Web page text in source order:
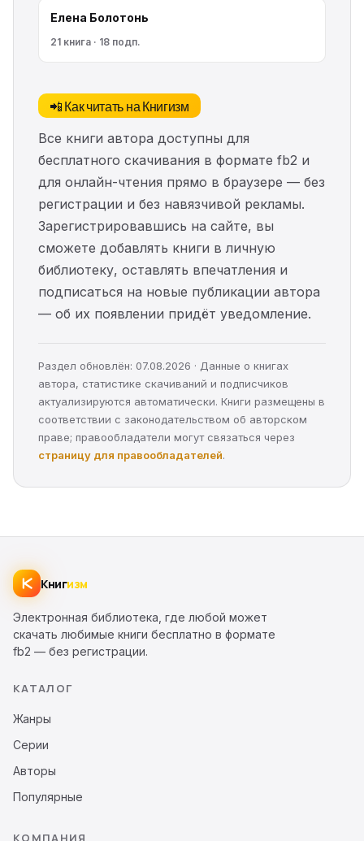
Елена Болотонь
21 книга · 18 подп.
📲 Как читать на Книгизм
Все книги автора доступны для
бесплатного скачивания в формате fb2 и
для онлайн-чтения прямо в браузере — без
регистрации и без навязчивой рекламы.
Зарегистрировавшись на сайте, вы
сможете добавлять книги в личную
библиотеку, оставлять впечатления и
подписаться на новые публикации автора
— об их появлении придёт уведомление.
Раздел обновлён: 07.08.2026 · Данные о книгах
автора, статистике скачиваний и подписчиков
актуализируются автоматически. Книги размещены в
соответствии с законодательством об авторском
праве; правообладатели могут связаться через
страницу для правообладателей.
Книгизм
Электронная библиотека, где любой может
скачать любимые книги бесплатно в формате
fb2 — без регистрации.
КАТАЛОГ
Жанры
Серии
Авторы
Популярные
КОМПАНИЯ